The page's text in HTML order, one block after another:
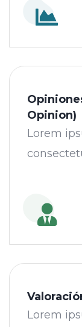
Opinion)
Lorem
Lorem